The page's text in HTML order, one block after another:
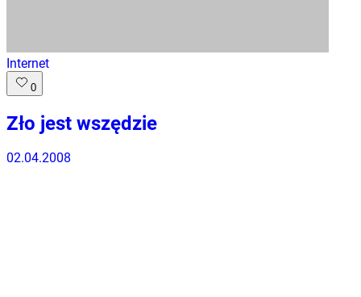
Internet
0
Zło jest wszędzie
02.04.2008